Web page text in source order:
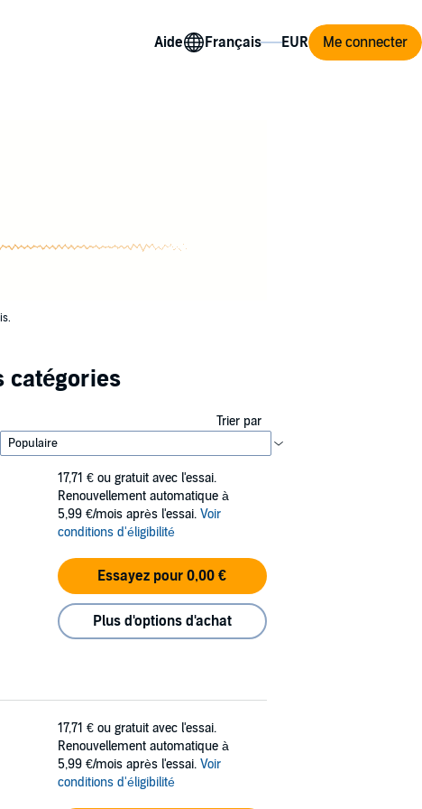
Aide Me connecter
catégories
Trier par
17,71 € ou gratuit avec l'essai.
Renouvellement automatique à
5,99 €/mois après l'essai. Voir
conditions d'éligibilité
Essayez pour 0,00 €
Plus d'options d'achat
17,71 € ou gratuit avec l'essai.
Renouvellement automatique à
5,99 €/mois après l'essai. Voir
conditions d'éligibilité